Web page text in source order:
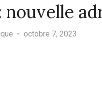
nouvelle
- octobre 7, 2023